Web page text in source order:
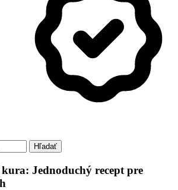
Hľadať
kura: Jednoduchý recept pre